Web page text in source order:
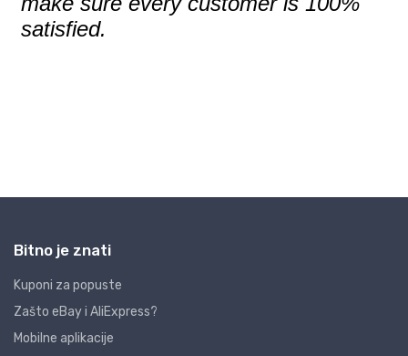
Bitno je znati
Kuponi za popuste
Zašto eBay i AliExpress?
Mobilne aplikacije